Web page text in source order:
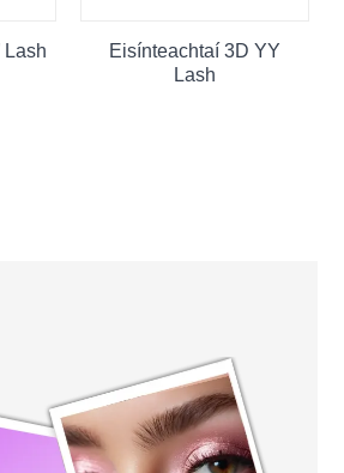
Lash
Eisínteachtaí 3D YY
Lash